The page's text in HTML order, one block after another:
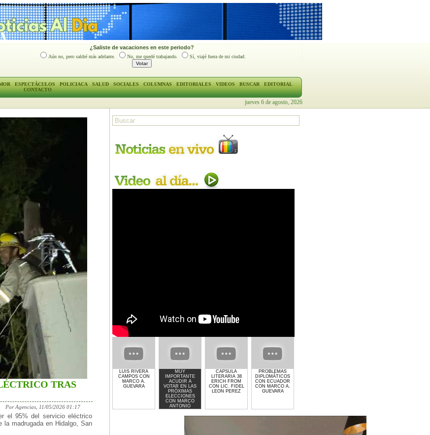
¿Saliste de vacaciones en este periodo?
Aún no, pero saldré más adelante. No, me quedé trabajando. Sí, viajé fuera de mi ciudad.
ESPECTÁCULOS POLICIACA SALUD SOCIALES COLUMNAS EDITORIALES VIDEOS BUSCAR
EDITORIAL
CONTACTO
jueves 6 de agosto, 2026
TRAS
Por Agencias, 11/05/2026 01:17
el 95% del servicio eléctrico
la madrugada en Hidalgo, San
LUIS RIVERA
CAMPOS CON
MARCO A.
GUEVARA
MUY
IMPORTANTE
ACUDIR A
VOTAR EN LAS
PRÓXIMAS
ELECCIONES
CON MARCO
ANTONIO
GUEVARA
CAPSULA
LITERARIA 38
ERICH FROM
CON LIC. FIDEL
LEON PEREZ
PROBLEMAS
DIPLOMÁTICOS
CON ECUADOR
CON MARCO A.
GUEVARA